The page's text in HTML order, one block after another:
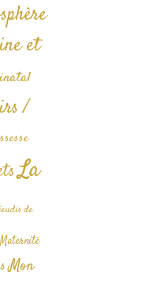
et
/
La
de
Maternité
Mon